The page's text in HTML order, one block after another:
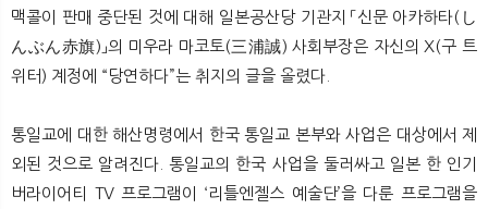
맥콜이 판매 중단된 것에 대해 일본공산당 기관지 「신문 아카하타(し
んぶん赤旗)」의 미우라 마코토(三浦誠) 사회부장은 자신의 X(구 트
위터) 계정에 “당연하다”는 취지의 글을 올렸다.
통일교에 대한 해산명령에서 한국 통일교 본부와 사업은 대상에서 제
외된 것으로 알려진다. 통일교의 한국 사업을 둘러싸고 일본 한 인기
버라이어티 TV 프로그램이 ‘리틀엔젤스 예술단’을 다룬 프로그램을